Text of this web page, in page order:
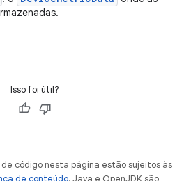
Isso foi útil?
código nesta página estão sujeitos às
de conteúdo. Java e OpenJDK são